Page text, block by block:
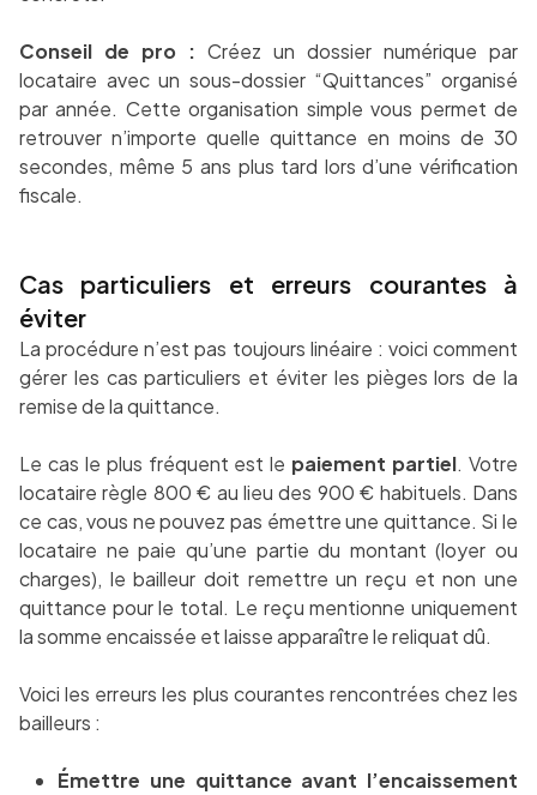
Conseil de pro : Créez un dossier numérique par
locataire avec un sous-dossier “Quittances” organisé
par année. Cette organisation simple vous permet de
retrouver n’importe quelle quittance en moins de 30
secondes, même 5 ans plus tard lors d’une vérification
fiscale.
Cas particuliers et erreurs courantes à
éviter
La procédure n’est pas toujours linéaire : voici comment
gérer les cas particuliers et éviter les pièges lors de la
remise de la quittance.
Le cas le plus fréquent est le paiement partiel. Votre
locataire règle 800 € au lieu des 900 € habituels. Dans
ce cas, vous ne pouvez pas émettre une quittance. Si le
locataire ne paie qu’une partie du montant (loyer ou
charges), le bailleur doit remettre un reçu et non une
quittance pour le total. Le reçu mentionne uniquement
la somme encaissée et laisse apparaître le reliquat dû.
Voici les erreurs les plus courantes rencontrées chez les
bailleurs :
Émettre une quittance avant l’encaissement